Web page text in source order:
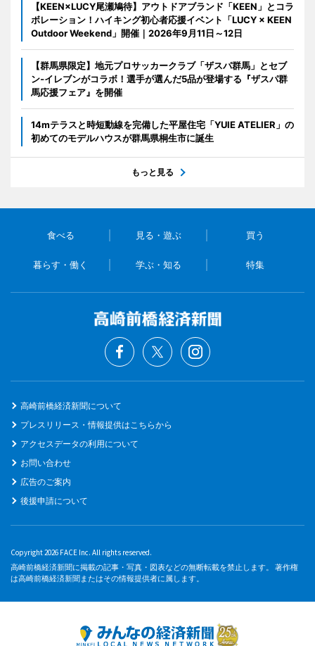
【KEEN×LUCY尾瀬鳩待】アウトドアブランド「KEEN」とコラ
ボレーション！ハイキング初心者応援イベント「LUCY × KEEN
Outdoor Weekend」開催｜2026年9月11日～12日
【群馬県限定】地元プロサッカークラブ「ザスパ群馬」とセブ
ン‐イレブンがコラボ！選手が選んだ5品が登場する『ザスパ群
馬応援フェア』を開催
14mテラスと時短動線を完備した平屋住宅「YUIE ATELIER」の
初めてのモデルハウスが群馬県桐生市に誕生
もっと見る
食べる 見る・遊ぶ 買う
暮らす・働く 学ぶ・知る 特集
高崎前橋経済新聞について
プレスリリース・情報提供はこちらから
アクセスデータの利用について
お問い合わせ
広告のご案内
後援申請について
Copyright 2026 FACE Inc. All rights reserved.
高崎前橋経済新聞に掲載の記事・写真・図表などの無断転載を禁止します。 著作権
は高崎前橋経済新聞またはその情報提供者に属します。